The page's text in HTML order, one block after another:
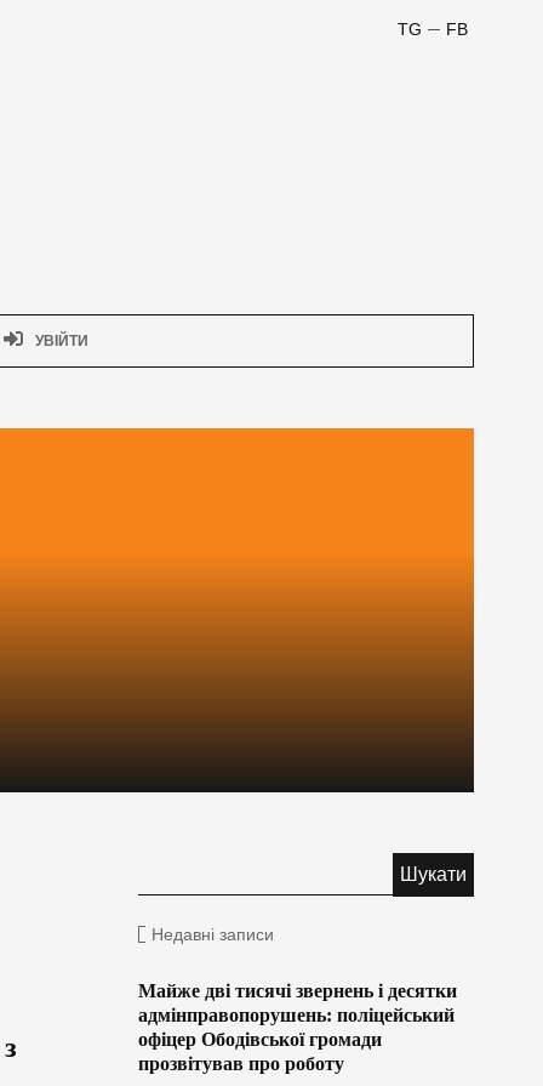
FB
TG
УВІЙТИ
Недавні записи
Майже дві тисячі звернень і десятки
адмінправопорушень: поліцейський
офіцер Ободівської громади
прозвітував про роботу